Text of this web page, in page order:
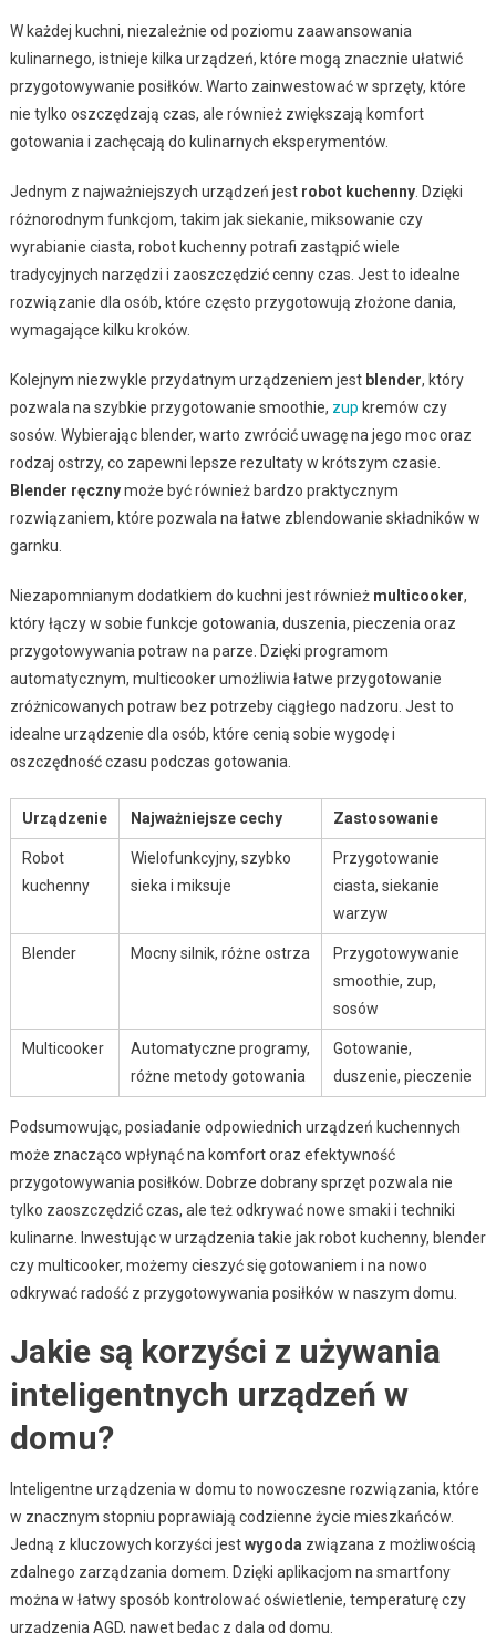
W każdej kuchni, niezależnie od poziomu zaawansowania
kulinarnego, istnieje kilka urządzeń, które mogą znacznie ułatwić
przygotowywanie posiłków. Warto zainwestować w sprzęty, które
nie tylko oszczędzają czas, ale również zwiększają komfort
gotowania i zachęcają do kulinarnych eksperymentów.
Jednym z najważniejszych urządzeń jest robot kuchenny. Dzięki
różnorodnym funkcjom, takim jak siekanie, miksowanie czy
wyrabianie ciasta, robot kuchenny potrafi zastąpić wiele
tradycyjnych narzędzi i zaoszczędzić cenny czas. Jest to idealne
rozwiązanie dla osób, które często przygotowują złożone dania,
wymagające kilku kroków.
Kolejnym niezwykle przydatnym urządzeniem jest blender, który
pozwala na szybkie przygotowanie smoothie, zup kremów czy
sosów. Wybierając blender, warto zwrócić uwagę na jego moc oraz
rodzaj ostrzy, co zapewni lepsze rezultaty w krótszym czasie.
Blender ręcznymoże być również bardzo praktycznym
rozwiązaniem, które pozwala na łatwe zblendowanie składników w
garnku.
Niezapomnianym dodatkiem do kuchni jest również multicooker,
który łączy w sobie funkcje gotowania, duszenia, pieczenia oraz
przygotowywania potraw na parze. Dzięki programom
automatycznym, multicooker umożliwia łatwe przygotowanie
zróżnicowanych potraw bez potrzeby ciągłego nadzoru. Jest to
idealne urządzenie dla osób, które cenią sobie wygodę i
oszczędność czasu podczas gotowania.
Urządzenie Najważniejsze cechy Zastosowanie
Robot
kuchenny
Wielofunkcyjny, szybko
sieka i miksuje
Przygotowanie
ciasta, siekanie
warzyw
Blender Mocny silnik, różne ostrza
Przygotowywanie
smoothie, zup,
sosów
Multicooker
Automatyczne programy,
różne metody gotowania
Gotowanie,
duszenie, pieczenie
Podsumowując, posiadanie odpowiednich urządzeń kuchennych
może znacząco wpłynąć na komfort oraz efektywność
przygotowywania posiłków. Dobrze dobrany sprzęt pozwala nie
tylko zaoszczędzić czas, ale też odkrywać nowe smaki i techniki
kulinarne. Inwestując w urządzenia takie jak robot kuchenny, blender
czy multicooker, możemy cieszyć się gotowaniem i na nowo
odkrywać radość z przygotowywania posiłków w naszym domu.
Jakie są korzyści z używania
inteligentnych urządzeń w
domu?
Inteligentne urządzenia w domu to nowoczesne rozwiązania, które
w znacznym stopniu poprawiają codzienne życie mieszkańców.
Jedną z kluczowych korzyści jestwygoda związana z możliwością
zdalnego zarządzania domem. Dzięki aplikacjom na smartfony
można w łatwy sposób kontrolować oświetlenie, temperaturę czy
urządzenia AGD, nawet będąc z dala od domu.